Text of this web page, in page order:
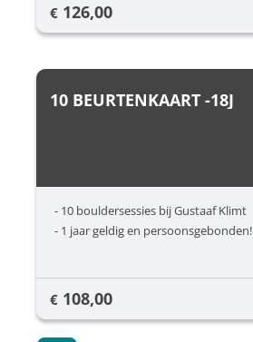
€ 126,00
10 BEURTENKAART -18J
- 10 bouldersessies bij Gustaaf Klimt
- 1 jaar geldig en persoonsgebonden!
€ 108,00